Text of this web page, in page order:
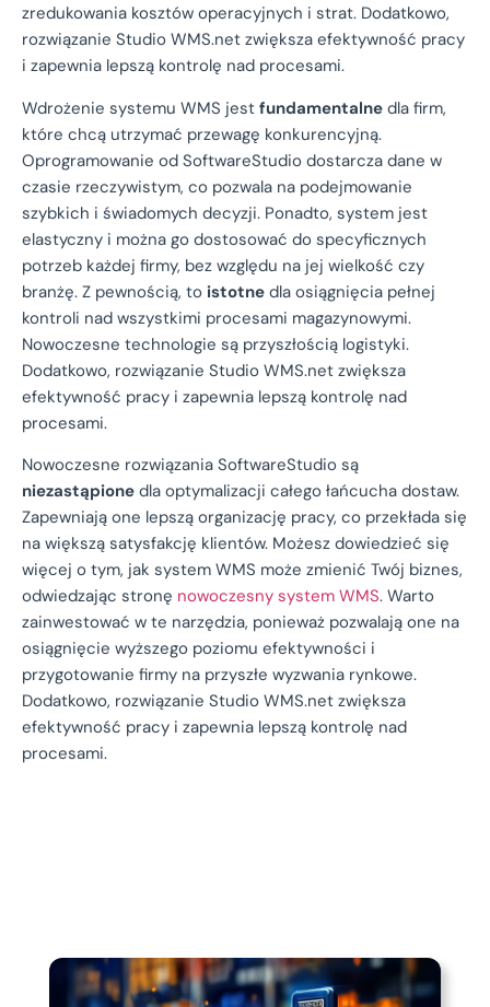
zredukowania kosztów operacyjnych i strat. Dodatkowo,
rozwiązanie Studio WMS.net zwiększa efektywność pracy
i zapewnia lepszą kontrolę nad procesami.
Wdrożenie systemu WMS jest fundamentalne dla firm,
które chcą utrzymać przewagę konkurencyjną.
Oprogramowanie od SoftwareStudio dostarcza dane w
czasie rzeczywistym, co pozwala na podejmowanie
szybkich i świadomych decyzji. Ponadto, system jest
elastyczny i można go dostosować do specyficznych
potrzeb każdej firmy, bez względu na jej wielkość czy
branżę. Z pewnością, to istotne dla osiągnięcia pełnej
kontroli nad wszystkimi procesami magazynowymi.
Nowoczesne technologie są przyszłością logistyki.
Dodatkowo, rozwiązanie Studio WMS.net zwiększa
efektywność pracy i zapewnia lepszą kontrolę nad
procesami.
Nowoczesne rozwiązania SoftwareStudio są
niezastąpione dla optymalizacji całego łańcucha dostaw.
Zapewniają one lepszą organizację pracy, co przekłada się
na większą satysfakcję klientów. Możesz dowiedzieć się
więcej o tym, jak system WMS może zmienić Twój biznes,
odwiedzając stronę nowoczesny system WMS. Warto
zainwestować w te narzędzia, ponieważ pozwalają one na
osiągnięcie wyższego poziomu efektywności i
przygotowanie firmy na przyszłe wyzwania rynkowe.
Dodatkowo, rozwiązanie Studio WMS.net zwiększa
efektywność pracy i zapewnia lepszą kontrolę nad
procesami.